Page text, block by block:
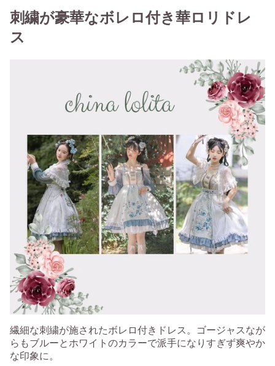
刺繍が豪華なボレロ付き華ロリドレ
ス
繊細な刺繍が施されたボレロ付きドレス。ゴージャスなが
らもブルーとホワイトのカラーで派手になりすぎず爽やか
な印象に。